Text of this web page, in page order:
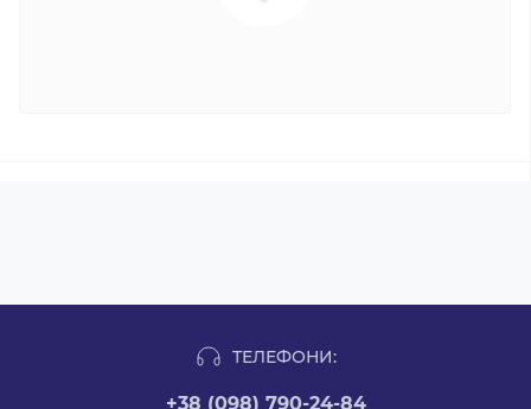
ТЕЛЕФОНИ:
+38 (098) 790-24-84